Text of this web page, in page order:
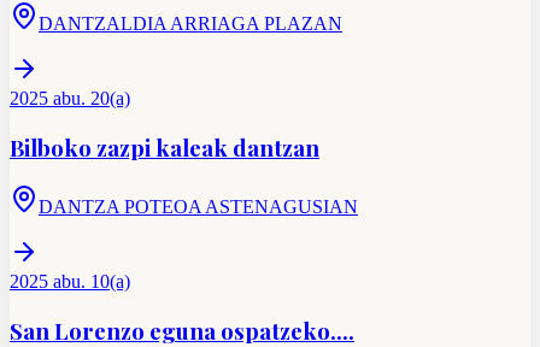
DANTZALDIA ARRIAGA PLAZAN
2025 abu. 20(a)
Bilboko zazpi kaleak dantzan
DANTZA POTEOA ASTENAGUSIAN
2025 abu. 10(a)
San Lorenzo eguna ospatzeko....